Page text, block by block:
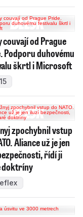
couvají od Prague
Podporu duhovému
škrtl i Microsoft
zpochybnil vstup
Aliance už je jen
řídí ji
doktríny